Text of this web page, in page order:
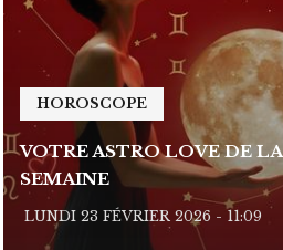
HOROSCOPE
VOTRE ASTRO LOVE DE LA
SEMAINE
LUNDI 23 FÉVRIER 2026 - 11:09